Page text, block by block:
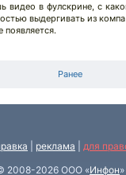
в фулскрине, с
выдергивать из
появляется.
Ранее
реклама для
2008-2026 ООО «Инфон»